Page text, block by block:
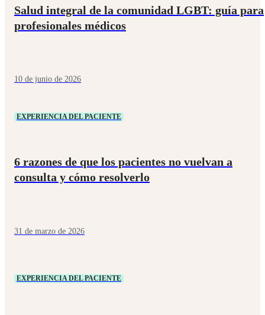
Salud integral de la comunidad LGBT: guía para
profesionales médicos
10 de junio de 2026
EXPERIENCIA DEL PACIENTE
6 razones de que los pacientes no vuelvan a
consulta y cómo resolverlo
31 de marzo de 2026
EXPERIENCIA DEL PACIENTE